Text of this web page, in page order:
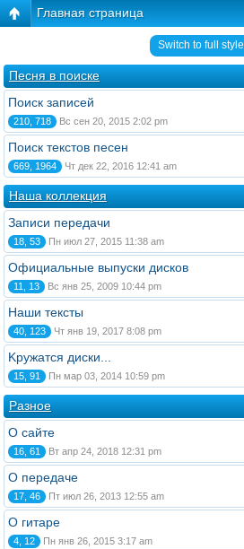
Главная страница
Switch to full style
Песня в поиске
Поиск записей
210, 718 Вс сен 20, 2015 2:02 pm
Поиск текстов песен
669, 1964 Чт дек 22, 2016 12:41 am
Наша коллекция
Записи передачи
18, 53 Пн июл 27, 2015 11:38 am
Официальные выпуски дисков
11, 13 Вс янв 25, 2009 10:44 pm
Наши тексты
40, 123 Чт янв 19, 2017 8:08 pm
Kружатся диски...
15, 91 Пн мар 03, 2014 10:59 pm
Разное
О сайте
16, 61 Вт апр 24, 2018 12:31 pm
О передаче
17, 46 Пт июл 26, 2013 12:55 am
О гитаре
4, 12 Пн янв 26, 2015 3:17 am